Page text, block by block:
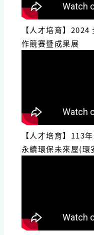
【人才培育】
作競賽暨成果展
【人才培育】113
永續環保未來屋(環